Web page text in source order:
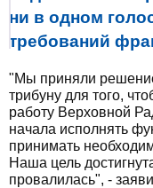
ни в одном
требований
"Мы приняли
трибуну для того,
работу Верховной
начала исполнять
принимать
Наша цель
провалилась", -